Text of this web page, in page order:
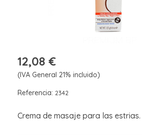
12,08 €
(IVA General 21% incluido)
Referencia: 2342
Crema de masaje para las estrias.